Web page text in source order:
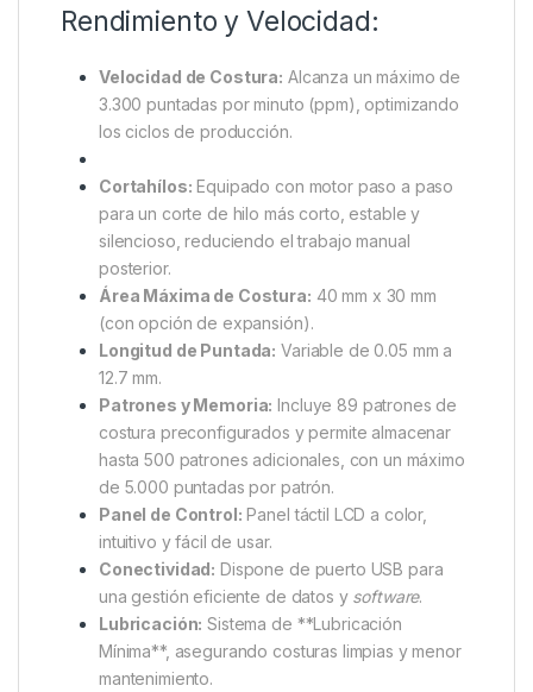
Rendimiento y Velocidad:
Velocidad de Costura: Alcanza un máximo de
3.300 puntadas por minuto (ppm), optimizando
los ciclos de producción.
Cortahílos: Equipado con motor paso a paso
para un corte de hilo más corto, estable y
silencioso, reduciendo el trabajo manual
posterior.
Área Máxima de Costura: 40 mm x 30 mm
(con opción de expansión).
Longitud de Puntada: Variable de 0.05 mm a
12.7 mm.
Patrones y Memoria: Incluye 89 patrones de
costura preconfigurados y permite almacenar
hasta 500 patrones adicionales, con un máximo
de 5.000 puntadas por patrón.
Panel de Control: Panel táctil LCD a color,
intuitivo y fácil de usar.
Conectividad: Dispone de puerto USB para
una gestión eficiente de datos y software.
Lubricación: Sistema de **Lubricación
Mínima**, asegurando costuras limpias y menor
mantenimiento.